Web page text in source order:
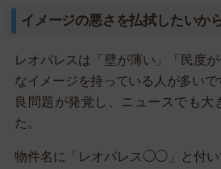
イメージの悪さを払拭したいか
レオパレスは「壁が薄い」「民度
なイメージを持っている人が多い
良問題が発覚し、ニュースでも大
た。
物件名に「レオパレス◯◯」と付い